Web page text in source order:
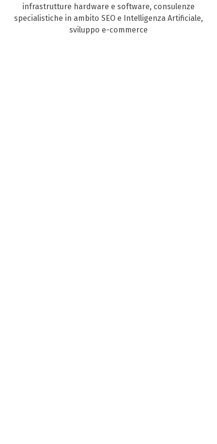
infrastrutture hardware e software, consulenze
specialistiche in ambito SEO e Intelligenza Artificiale,
sviluppo e-commerce